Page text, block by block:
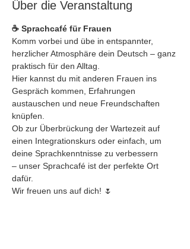
Über die Veranstaltung
☕ Sprachcafé für Frauen
Komm vorbei und übe in entspannter,
herzlicher Atmosphäre dein Deutsch – ganz
praktisch für den Alltag.
Hier kannst du mit anderen Frauen ins
Gespräch kommen, Erfahrungen
austauschen und neue Freundschaften
knüpfen.
Ob zur Überbrückung der Wartezeit auf
einen Integrationskurs oder einfach, um
deine Sprachkenntnisse zu verbessern
– unser Sprachcafé ist der perfekte Ort
dafür.
Wir freuen uns auf dich! 🌷